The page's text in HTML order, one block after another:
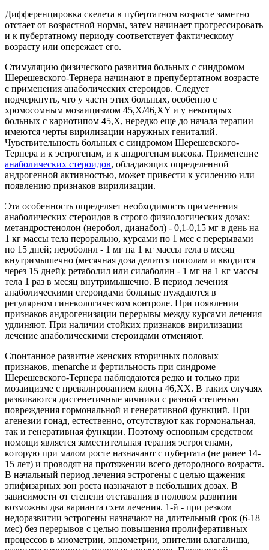
Дифференцировка скелета в пубертатном возрасте заметно
отстает от возрастной нормы, затем начинает прогрессировать
и к пубертатному периоду соответствует фактическому
возрасту или опережает его.
Стимуляцию физического развития больных с синдромом
Шерешевского-Тернера начинают в препубертатном возрасте
с применения анаболических стероидов. Следует
подчеркнуть, что у части этих больных, особенно с
хромосомным мозаицизмом 45,X/46,XY и у некоторых
больных с кариотипом 45,Х, нередко еще до начала терапии
имеются черты вирилизации наружных гениталий.
Чувствительность больных с синдромом Шерешевского-
Тернера и к эстрогенам, и к андрогенам высока. Применение
анаболических стероидов, обладающих определенной
андрогенной активностью, может привести к усилению или
появлению признаков вирилизации.
Эта особенность определяет необходимость применения
анаболических стероидов в строго физиологических дозах:
метандростенолон (неробол, дианабол) - 0,1-0,15 мг в день на
1 кг массы тела перорально, курсами по 1 мес с перерывами
по 15 дней; нероболил - 1 мг на 1 кг массы тела в месяц
внутримышечно (месячная доза делится пополам и вводится
через 15 дней); ретаболил или силаболин - 1 мг на 1 кг массы
тела 1 раз в месяц внутримышечно. В период лечения
анаболическими стероидами больные нуждаются в
регулярном гинекологическом контроле. При появлении
признаков андрогенизации перерывы между курсами лечения
удлиняют. При наличии стойких признаков вирилизации
лечение анаболическими стероидами отменяют.
Спонтанное развитие женских вторичных половых
признаков, menarche и фертильность при синдроме
Шерешевского-Тернера наблюдаются редко и только при
мозаицизме с превалированием клона 46,ХХ. В таких случаях
развиваются дисгенетичные яичники с разной степенью
повреждения гормональной и генеративной функций. При
агенезии гонад, естественно, отсутствуют как гормональная,
так и генеративная функции. Поэтому основным средством
помощи является заместительная терапия эстрогенами,
которую при малом росте назначают с пубертата (не ранее 14-
15 лет) и проводят на протяжении всего детородного возраста.
В начальный период лечения эстрогены с целью щажения
эпифизарных зон роста назначают в небольших дозах. В
зависимости от степени отставания в половом развитии
возможны два варианта схем лечения. 1-й - при резком
недоразвитии эстрогены назначают на длительный срок (6-18
мес) без перерывов с целью повышения пролиферативных
процессов в миометрии, эндометрии, эпителии влагалища,